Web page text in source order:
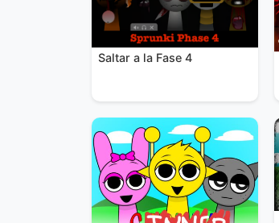
Saltar a la Fase 4